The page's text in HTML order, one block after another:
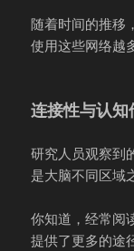
随着时间的推移
使用这些网络越
连接性与认知
研究人员观察到
是大脑不同区域
你知道，经常阅
提供了更多的途